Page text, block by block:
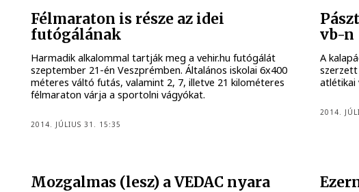
Félmaraton is része az idei
futógálának
Harmadik alkalommal tartják meg a vehir.hu futógálát
szeptember 21-én Veszprémben. Általános iskolai 6x400
méteres váltó futás, valamint 2, 7, illetve 21 kilométeres
félmaraton várja a sportolni vágyókat.
2014. JÚLIUS 31. 15:35
vb-n
A
szerzett
atlétikai
2014.
Mozgalmas (lesz) a VEDAC nyara